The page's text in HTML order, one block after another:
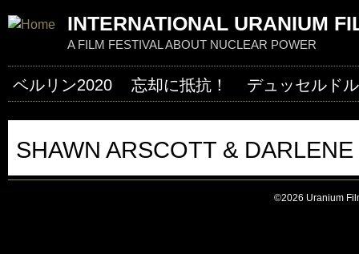
INTERNATIONAL URANIUM
A FILM FESTIVAL ABOUT NUCLEAR POWER
SHAWN ARSCOTT &
ベルリン2020 忘却に抵抗！ デュッセルド
©2026 Uranium